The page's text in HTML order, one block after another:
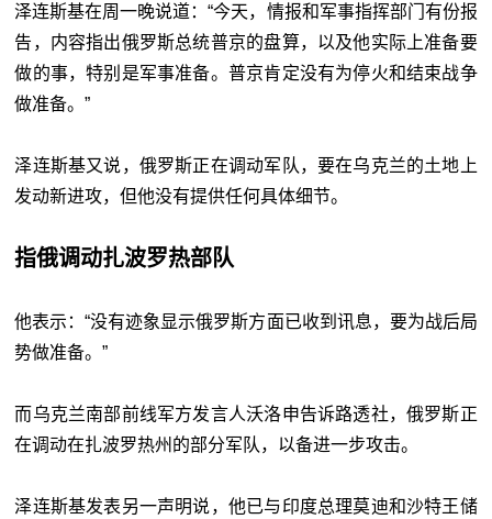
泽连斯基在周一晚说道：“今天，情报和军事指挥部门有份报
告，内容指出俄罗斯总统普京的盘算，以及他实际上准备要
做的事，特别是军事准备。普京肯定没有为停火和结束战争
做准备。”
泽连斯基又说，俄罗斯正在调动军队，要在乌克兰的土地上
发动新进攻，但他没有提供任何具体细节。
指俄调动扎波罗热部队
他表示：“没有迹象显示俄罗斯方面已收到讯息，要为战后局
势做准备。”
而乌克兰南部前线军方发言人沃洛申告诉路透社，俄罗斯正
在调动在扎波罗热州的部分军队，以备进一步攻击。
泽连斯基发表另一声明说，他已与印度总理莫迪和沙特王储